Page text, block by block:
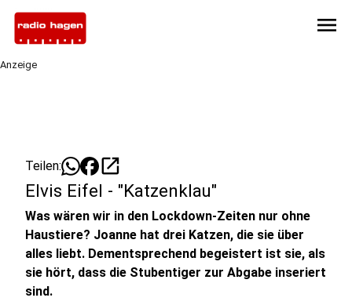
menu
Anzeige
Teilen: open_in_new
Elvis Eifel - "Katzenklau"
Was wären wir in den Lockdown-Zeiten nur ohne
Haustiere? Joanne hat drei Katzen, die sie über
alles liebt. Dementsprechend begeistert ist sie, als
sie hört, dass die Stubentiger zur Abgabe inseriert
sind.